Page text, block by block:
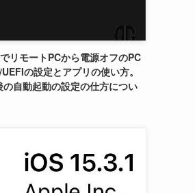
リモートPCから電源オフのPC
の設定とアプリの使い方。
の自動起動の設定の仕方につい